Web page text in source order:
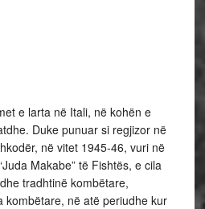
e larta në Itali, në kohën e
Duke punuar si regjizor në
në vitet 1945-46, vuri në
Makabe” të Fishtës, e cila
tradhtinë kombëtare,
kombëtare, në atë periudhe kur